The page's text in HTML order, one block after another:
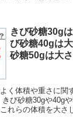
きび砂糖30g
び砂糖40gは
砂糖50gは大
く体積や重さに関
び砂糖30gや40g
れらの体積を大さ